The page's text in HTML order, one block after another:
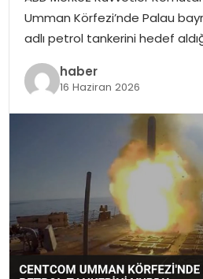
Umman Körfezi’nde Palau
adlı petrol tankerini hedef
haber
16 Haziran 2026